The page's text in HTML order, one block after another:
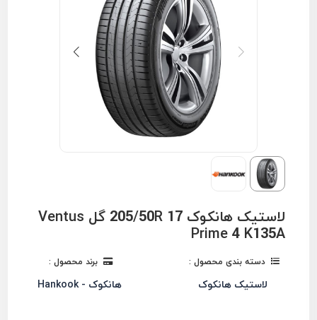
لاستیک هانکوک 205/50R 17 گل Ventus
Prime 4 K135A
دسته بندی محصول :
لاستیک هانکوک
برند محصول :
هانکوک - Hankook